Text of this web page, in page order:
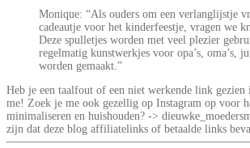
Monique: “Als ouders om een verlanglijstje
cadeautje voor het kinderfeestje, vragen we
Deze spulletjes worden met veel plezier
regelmatig kunstwerkjes voor opa’s, oma’s,
worden gemaakt.”
Heb je een taalfout of een niet werkende link gezien
me! Zoek je me ook gezellig op Instagram op voor
minimaliseren en huishouden? ->
zijn dat deze blog affiliatelinks of betaalde links